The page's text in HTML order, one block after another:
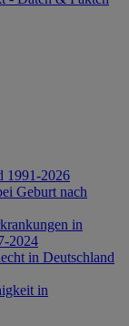
1991-2026
Geburt nach
in
2024
in Deutschland
in